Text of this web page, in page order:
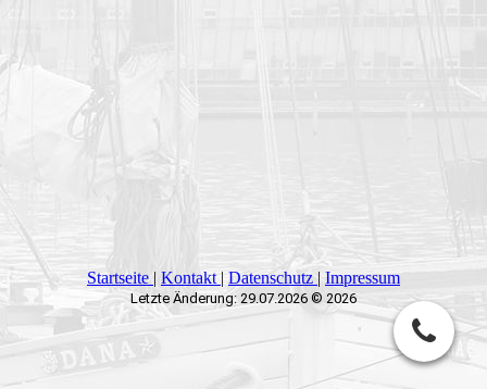
Startseite | Kontakt | Daten­schutz | Impressum
Letzte Änderung: 29.07.2026 © 2026